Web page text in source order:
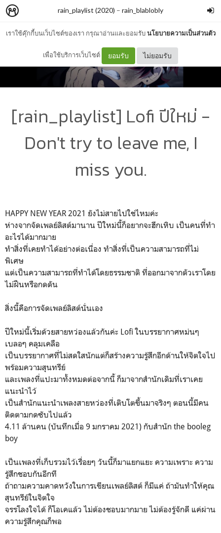
เราใช้คุ๊กกี้บนเว็บไซต์ของเรา กรุณาอ่านและยอมรับนโยบายความเป็นส่วนตัว
เพื่อใช้บริการเว็บไซต์ ยอมรับ ไม่ยอมรับ
rain_playlist (2020) – rain_blablobly
[rain_playlist] Lofi ปีใหม่ -
Don't try to leave me, I
miss you.
HAPPY NEW YEAR 2021 ยังไม่สายไปใช่ไหมค่ะ
ห่างจากจัดเพลย์ลิสต์มานาน ปีใหม่นี้ก็อยากจะฮึกเหิบ เป็นคนที่ทำ
อะไรได้มากมาย
ทำสิ่งที่เคยทำได้อย่างต่อเนื่อง ทำสิ่งที่เป็นความสามารถที่ไม่
พิเศษ
แต่เป็นความสามารถที่ทำได้โดยธรรมชาติ ที่ออกมาจากตัวเราโดย
ไม่ฝืนหรือกดดัน
สิ่งนี้คือการจัดเพลย์ลิสต์นั่นเอง
ปีใหม่นี้เริ่มด้วยสายหว่องแล้วกันค่ะ Lofi ในบรรยากาศหม่นๆ
เบลอๆ คลุมเคลือ
เป็นบรรยากาศที่ไม่สดใสนักแต่ก็สร้างความรู้สึกอีกด้านให้จิตใจไป
พร้อมความสุนทรีย์
และเพลงที่แปะมาทั้งหมดต่อจากนี้ ก็มาจากสำนักเดิมที่เราเคย
แนะนำไว้
เป็นสำนักแนะนำเพลงสายหว่องที่เติบโตขึ้นมาจริงๆ ตอนนี้มีคน
ติดตามกดซับไปแล้ว
4.11 ล้านคน (บันทึกเมื่อ 9 มกราคม 2021) กับสำนัก the booleg
boy
เป็นเพลงที่เก็บรวมไว้เรื่อยๆ วันนี้ก็มาแยกแยะ ความเพราะ ความ
รู้สึกชอบกันอีกที
ถ้าถามความคาดหวังในการเขียนเพลย์ลิสต์ ก็มีแค่ ถ้ามันทำให้คุณ
สุนทรีย์ในจิตใจ
จรรโลงใจได้ ก็โอเคแล้ว ไม่ต้องชอบมากมาย ไม่ต้องรู้จักดี แค่ผ่าน
ความรู้สึกคุณก็พอ